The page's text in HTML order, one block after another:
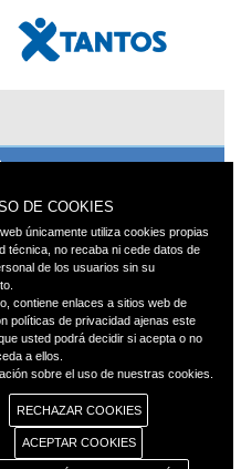
5, 13001 Ciudad Real - Tlf.:926
251 258
DE COOKIES
únicamente utiliza cookies propias
técnica, no recaba ni cede datos de
de los usuarios sin su
contiene enlaces a sitios web de
políticas de privacidad ajenas este
usted podrá decidir si acepta o no
a ellos.
sobre el uso de nuestras cookies.
RECHAZAR COOKIES
ACEPTAR COOKIES